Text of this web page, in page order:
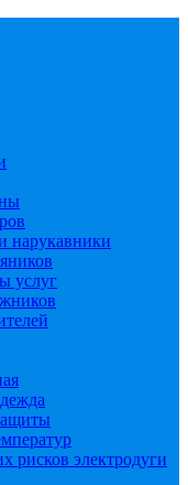
нарукавники
услуг
рисков электродуги